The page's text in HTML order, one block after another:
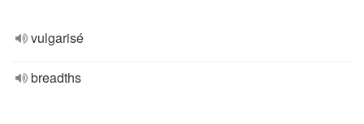
vulgarisé
breadths